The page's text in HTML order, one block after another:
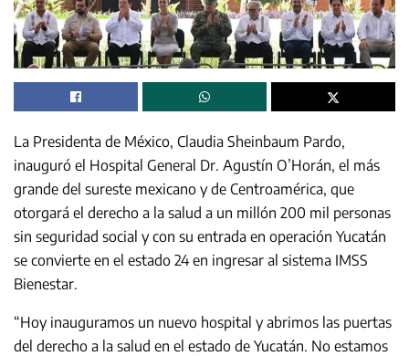
La Presidenta de México, Claudia Sheinbaum Pardo,
inauguró el Hospital General Dr. Agustín O’Horán, el más
grande del sureste mexicano y de Centroamérica, que
otorgará el derecho a la salud a un millón 200 mil personas
sin seguridad social y con su entrada en operación Yucatán
se convierte en el estado 24 en ingresar al sistema IMSS
Bienestar.
“Hoy inauguramos un nuevo hospital y abrimos las puertas
del derecho a la salud en el estado de Yucatán. No estamos